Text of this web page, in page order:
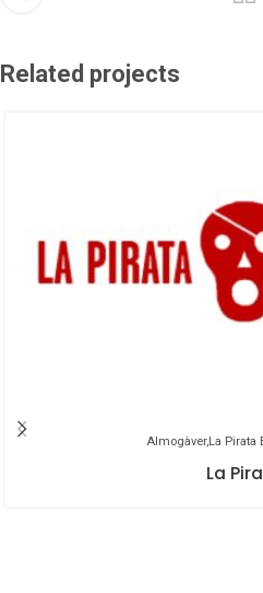
Barril Inox. 30l.
tostados suaves, a caramelo de
color ambar oscuro. Weihenstephan
es la cervecería más antigua del
Related projects
Almogàver La Pirata
La